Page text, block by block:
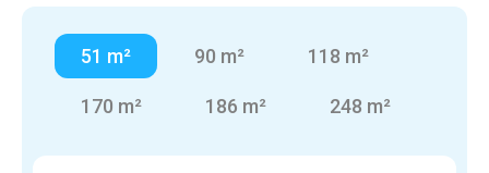
51 m² 90 m² 118 m²
170 m² 186 m² 248 m²